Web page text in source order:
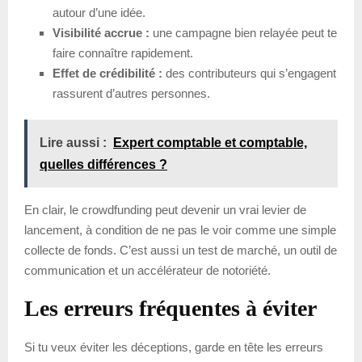
autour d’une idée.
Visibilité accrue : une campagne bien relayée peut te
faire connaître rapidement.
Effet de crédibilité : des contributeurs qui s’engagent
rassurent d’autres personnes.
Lire aussi :
Expert comptable et comptable,
quelles différences ?
En clair, le crowdfunding peut devenir un vrai levier de
lancement, à condition de ne pas le voir comme une simple
collecte de fonds. C’est aussi un test de marché, un outil de
communication et un accélérateur de notoriété.
Les erreurs fréquentes à éviter
Si tu veux éviter les déceptions, garde en tête les erreurs